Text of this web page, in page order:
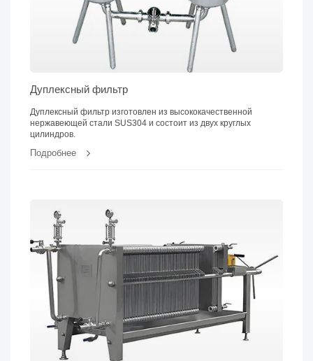
Дуплексный фильтр
Дуплексный фильтр изготовлен из высококачественной
нержавеющей стали SUS304 и состоит из двух круглых
цилиндров.
Подробнее